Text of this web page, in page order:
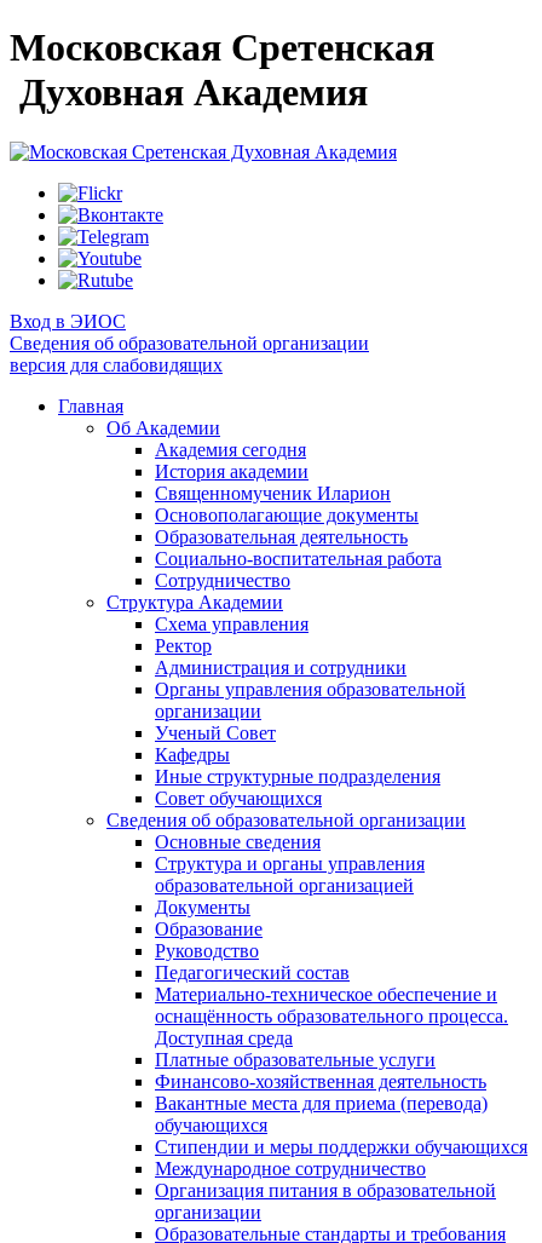
Московская Сретенская
Духовная Академия
Вход в ЭИОС
Сведения об образовательной организации
версия для слабовидящих
Главная
Об Академии
Академия сегодня
История академии
Священномученик Иларион
Основополагающие документы
Образовательная деятельность
Социально-воспитательная работа
Сотрудничество
Структура Академии
Схема управления
Ректор
Администрация и сотрудники
Органы управления образовательной
организации
Ученый Совет
Кафедры
Иные структурные подразделения
Совет обучающихся
Сведения об образовательной организации
Основные сведения
Структура и органы управления
образовательной организацией
Документы
Образование
Руководство
Педагогический состав
Материально-техническое обеспечение и
оснащённость образовательного процесса.
Доступная среда
Платные образовательные услуги
Финансово-хозяйственная деятельность
Вакантные места для приема (перевода)
обучающихся
Стипендии и меры поддержки обучающихся
Международное сотрудничество
Организация питания в образовательной
организации
Образовательные стандарты и требования